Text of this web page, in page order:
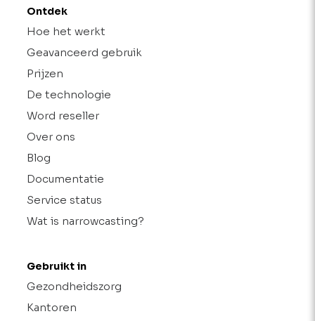
Ontdek
Hoe het werkt
Geavanceerd gebruik
Prijzen
De technologie
Word reseller
Over ons
Blog
Documentatie
Service status
Wat is narrowcasting?
Gebruikt in
Gezondheidszorg
Kantoren